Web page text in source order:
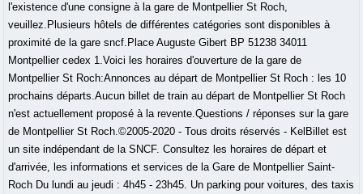
l'existence d'une consigne à la gare de Montpellier St Roch,
veuillez.Plusieurs hôtels de différentes catégories sont disponibles à
proximité de la gare sncf.Place Auguste Gibert BP 51238 34011
Montpellier cedex 1.Voici les horaires d'ouverture de la gare de
Montpellier St Roch:Annonces au départ de Montpellier St Roch : les 10
prochains départs.Aucun billet de train au départ de Montpellier St Roch
n'est actuellement proposé à la revente.Questions / réponses sur la gare
de Montpellier St Roch.©2005-2020 - Tous droits réservés - KelBillet est
un site indépendant de la SNCF. Consultez les horaires de départ et
d'arrivée, les informations et services de la Gare de Montpellier Saint-
Roch Du lundi au jeudi : 4h45 - 23h45. Un parking pour voitures, des taxis